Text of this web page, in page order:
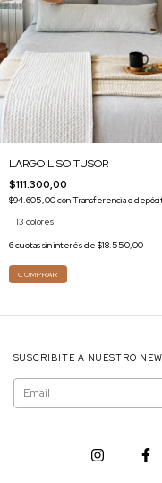
LARGO LISO TUSOR
$111.300,00
$94.605,00conTransferencia o
13 colores
6cuotas sin interés de $18.550,00
COMPRAR
SUSCRIBITE A NUESTRO